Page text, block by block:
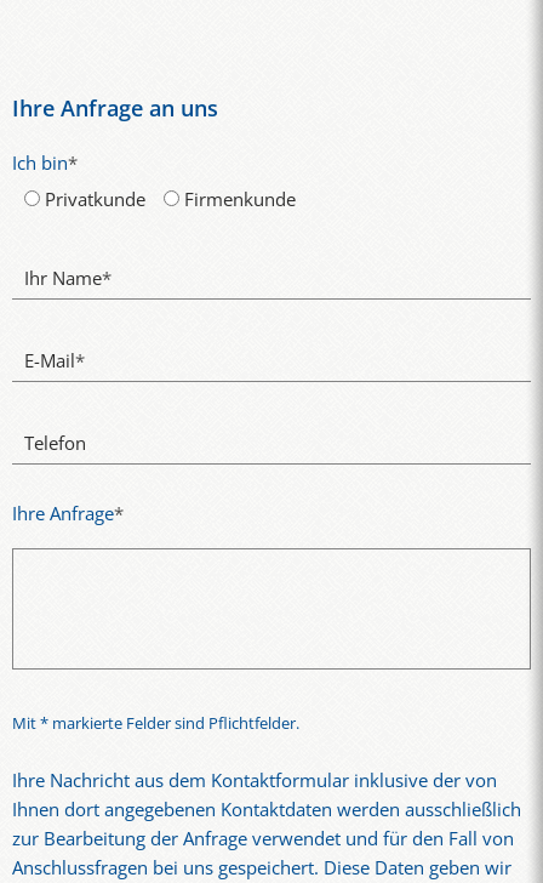
Ihre Anfrage an uns
Ich bin*
Privatkunde
Firmenkunde
Ihr Name*
E-Mail*
Telefon
Ihre Anfrage*
Mit * markierte Felder sind Pflichtfelder.
Ihre Nachricht aus dem Kontaktformular inklusive der von
Ihnen dort angegebenen Kontaktdaten werden ausschließlich
zur Bearbeitung der Anfrage verwendet und für den Fall von
Anschlussfragen bei uns gespeichert. Diese Daten geben wir